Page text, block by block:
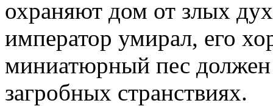
охраняют дом от злых
император умирал, его
миниатюрный пес должен
загробных странствиях.